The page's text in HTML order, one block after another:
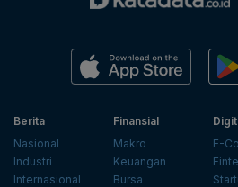
Berita
Nasional
Industri
Internasional
Finansial
Makro
Keuangan
Bursa
E-